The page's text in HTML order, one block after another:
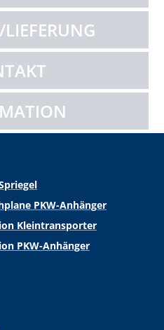
PKW-Anhänger
Kleintransporter
PKW-Anhänger